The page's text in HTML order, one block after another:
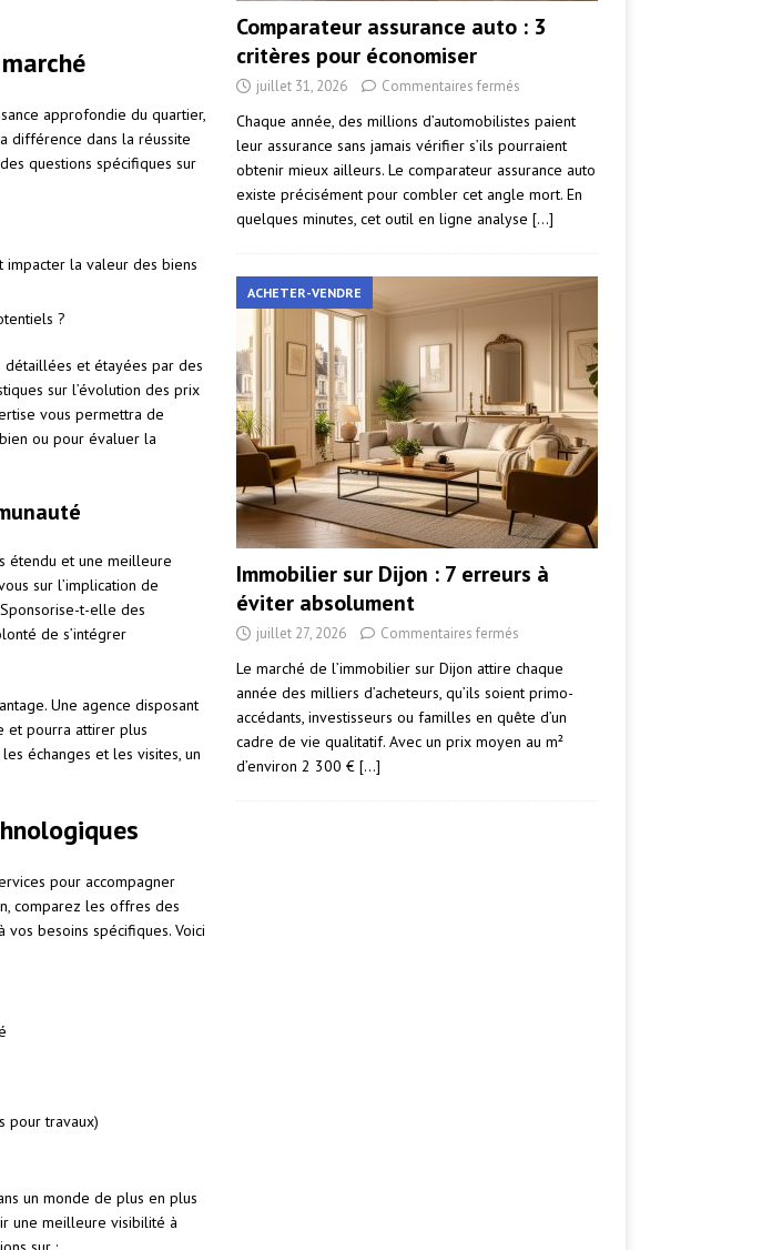
approfondie du quartier,
différence dans la réussite
questions spécifiques sur
impacter la valeur des biens
?
et étayées par des
sur l’évolution des prix
vous permettra de
ou pour évaluer la
étendu et une meilleure
sur l’implication de
t-elle des
de s’intégrer
Une agence disposant
et pourra attirer plus
échanges et les visites, un
pour accompagner
comparez les offres des
besoins spécifiques. Voici
pour travaux)
un monde de plus en plus
une meilleure visibilité à
Comparateur assurance auto : 3
critères pour économiser
juillet 31, 2026 Commentaires fermés
Chaque année, des millions d’automobilistes paient
leur assurance sans jamais vérifier s’ils pourraient
obtenir mieux ailleurs. Le comparateur assurance auto
existe précisément pour combler cet angle mort. En
quelques minutes, cet outil en ligne analyse […]
ACHETER-VENDRE
Immobilier sur Dijon : 7 erreurs à
éviter absolument
juillet 27, 2026 Commentaires fermés
Le marché de l’immobilier sur Dijon attire chaque
année des milliers d’acheteurs, qu’ils soient primo-
accédants, investisseurs ou familles en quête d’un
cadre de vie qualitatif. Avec un prix moyen au m²
d’environ 2 300 € […]